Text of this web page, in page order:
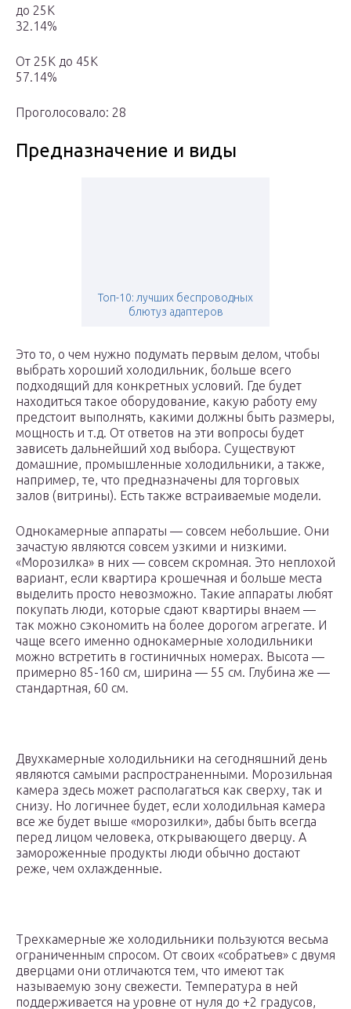
до 25К
32.14%
От 25К до 45К
57.14%
Проголосовало: 28
Предназначение и виды
Топ-10: лучших беспроводных
блютуз адаптеров
Это то, о чем нужно подумать первым делом, чтобы
выбрать хороший холодильник, больше всего
подходящий для конкретных условий. Где будет
находиться такое оборудование, какую работу ему
предстоит выполнять, какими должны быть размеры,
мощность и т.д. От ответов на эти вопросы будет
зависеть дальнейший ход выбора. Существуют
домашние, промышленные холодильники, а также,
например, те, что предназначены для торговых
залов (витрины). Есть также встраиваемые модели.
Однокамерные аппараты — совсем небольшие. Они
зачастую являются совсем узкими и низкими.
«Морозилка» в них — совсем скромная. Это неплохой
вариант, если квартира крошечная и больше места
выделить просто невозможно. Такие аппараты любят
покупать люди, которые сдают квартиры внаем —
так можно сэкономить на более дорогом агрегате. И
чаще всего именно однокамерные холодильники
можно встретить в гостиничных номерах. Высота —
примерно 85-160 см, ширина — 55 см. Глубина же —
стандартная, 60 см.
Двухкамерные холодильники на сегодняшний день
являются самыми распространенными. Морозильная
камера здесь может располагаться как сверху, так и
снизу. Но логичнее будет, если холодильная камера
все же будет выше «морозилки», дабы быть всегда
перед лицом человека, открывающего дверцу. А
замороженные продукты люди обычно достают
реже, чем охлажденные.
Трехкамерные же холодильники пользуются весьма
ограниченным спросом. От своих «собратьев» с двумя
дверцами они отличаются тем, что имеют так
называемую зону свежести. Температура в ней
поддерживается на уровне от нуля до +2 градусов,